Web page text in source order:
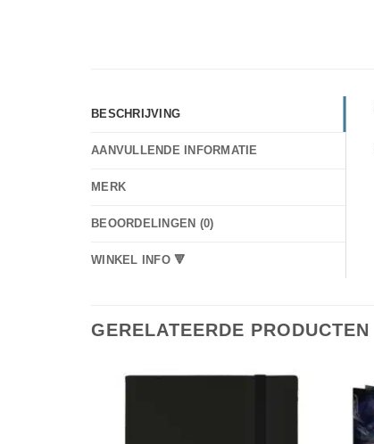
BESCHRIJVING
AANVULLENDE INFORMATIE
MERK
BEOORDELINGEN (0)
WINKEL INFO 🔻
GERELATEERDE PRODUCTEN